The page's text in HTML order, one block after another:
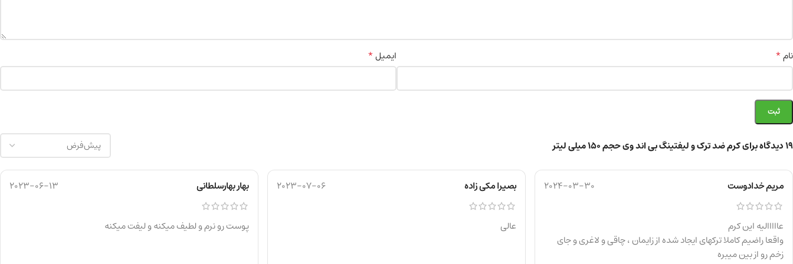
19 دیدگاه برای کرم ضد ترک و لیفتینگ بی اند وی حجم ۱۵۰ میلی لیتر
مریم خدادوست 2024-03-30
عااااالیه این کرم
واقعا راضیم کاملا ترکهای ایجاد شده از زایمان ، چاقی و لاغری و جای
زخم رو از بین میبره
بصیرا مکی زاده 2023-07-06
عالی
بهار بهارسلطانی 2023-06-13
پوست رو نرم و لطیف میکنه و لیفت میکنه
نام* ایمیل*